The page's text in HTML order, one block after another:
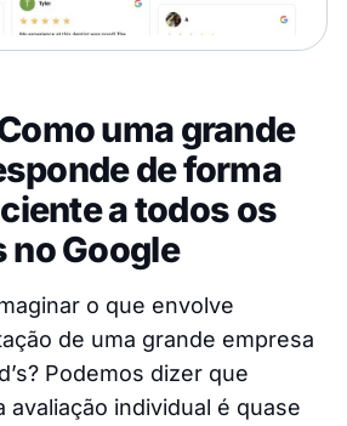
uma grande
de forma
a todos os
no Google
o que envolve
de uma grande empresa
Podemos dizer que
avaliação individual é quase